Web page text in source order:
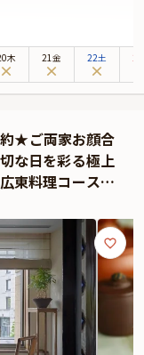
しており、銀座までは徒
。最上階の美食空間
をお楽しみいただけま
両家の距離がより近づ
ェフ、ヨハン・ダコスタ
シャンパンもご用意して
、華やかなプレゼンテー
い美味しさです。極上の
う。記憶に残る素敵な日
キや、Anny限定のご両家
。是非お役立てくださ
木 21金 22土
約★ご両家お顔合
な日を彩る極上
東料理コース＋
星ホテル★ザ・